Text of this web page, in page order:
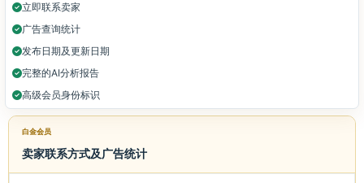
立即联系卖家
广告查询统计
发布日期及更新日期
完整的AI分析报告
高级会员身份标识
白金会员
卖家联系方式及广告统计